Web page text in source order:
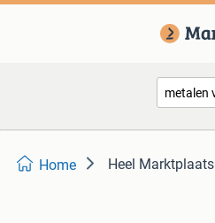
Home Heel Marktplaats